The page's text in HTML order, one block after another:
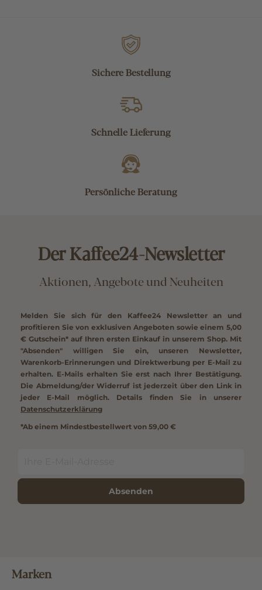
Sichere Bestellung
Schnelle Lieferung
Persönliche Beratung
Der Kaffee24-Newsletter
Aktionen, Angebote und Neuheiten
Melden Sie sich für den Kaffee24 Newsletter an und
profitieren Sie von exklusiven Angeboten sowie einem 5,00
€ Gutschein* auf Ihren ersten Einkauf in unserem Shop. Mit
"Absenden" willigen Sie ein, unseren Newsletter,
Warenkorb-Erinnerungen und Direktwerbung per E-Mail zu
erhalten. E-Mails erhalten Sie erst nach Ihrer Bestätigung.
Die Abmeldung/der Widerruf ist jederzeit über den Link in
jeder E-Mail möglich. Details finden Sie in unserer
Datenschutzerklärung
*Ab einem Mindestbestellwert von 59,00 €
Absenden
Marken